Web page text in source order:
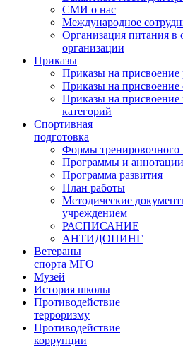
СМИ о нас
Международное
Организация питания в
организации
Приказы
Приказы на присвоение
Приказы на присвоение
Приказы на
категорий
Спортивная
подготовка
Формы тренировочного
Программы и
Программа развития
План работы
Методические
учреждением
РАСПИСАНИЕ
АНТИДОПИНГ
Ветераны
спорта МГО
Музей
История школы
Противодействие
терроризму
Противодействие
коррупции